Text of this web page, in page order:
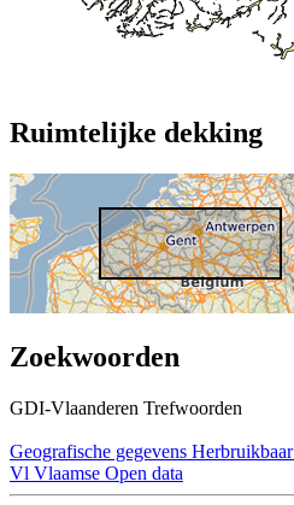
Ruimtelijke dekking
Zoekwoorden
GDI-Vlaanderen Trefwoorden
Geografische gegevens Herbruikbaar
Vl Vlaamse Open data